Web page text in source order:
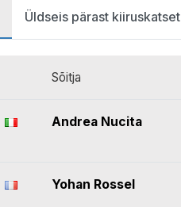
Üldseis pärast kiiruskatset
Sõitja
Andrea Nucita
Yohan Rossel